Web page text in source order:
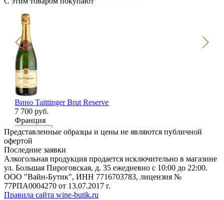
Вино Taittinger Brut Reserve
7 700 руб.
Франция
В корзину
Представленные образцы и цены не являются публичной
офертой
Последние заявки
Алкогольная продукция продается исключительно в магазине
ул. Большая Пироговская, д. 35 ежедневно с 10:00 до 22:00.
ООО "Вайн-Бутик", ИНН 7716703783, лицензия №
77РПА0004270 от 13.07.2017 г.
Правила сайта wine-butik.ru